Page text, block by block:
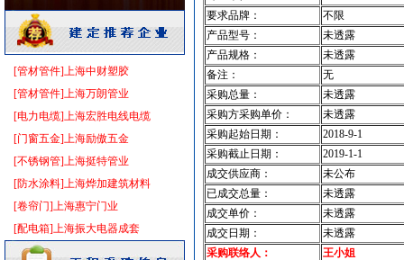
[管材管件]上海中财塑胶
[管材管件]上海万朗管业
[电力电缆]上海宏胜电线电缆
[门窗五金]上海励傲五金
[不锈钢管]上海挺特管业
[防水涂料]上海烨加建筑材料
[卷帘门]上海惠宁门业
[配电箱]上海振大电器成套
防水防腐
镀锌钢管
变配电 [采购中]
二头隔栅射灯 [采购中]
路标 [采购中]
筒灯 [采购中]
消防水泵 [采购中]
电气控制开关 [采购中]
陶瓷制品 [采购中]
石材木材 [采购中]
阀门组件 [采购中]
要求品牌：
不限
产品型号：
未透露
产品规格：
未透露
备注：
无
采购总量：
未透露
采购方采购单价：
未透露
采购起始日期：
2018-9-1
采购截止日期：
2019-1-1
成交供应商：
未公布
已成交总量：
未透露
成交单价：
未透露
成交日期：
未透露
采购联络人：
王小姐